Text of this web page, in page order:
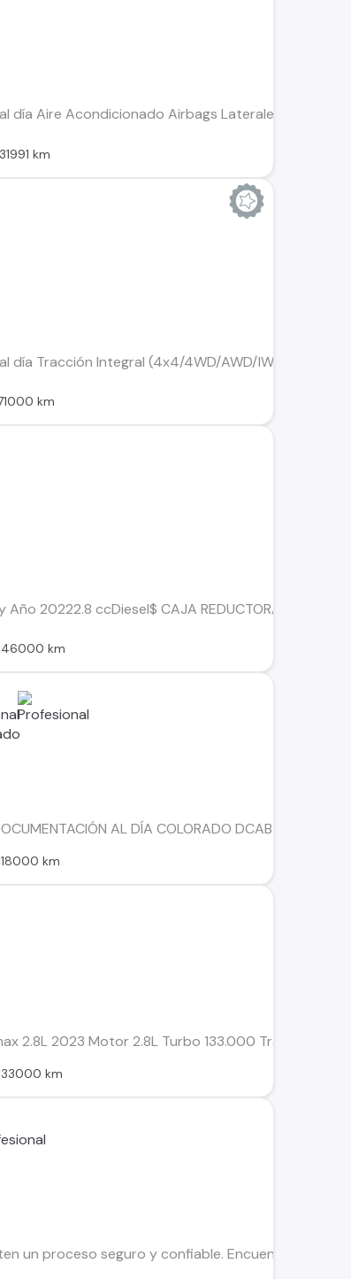
día Aire Acondicionado Airbags Laterales Control
31991 km
día Tracción Integral (4x4/4WD/AWD/IWD)
km
20222.8 ccDiesel$ CAJA REDUCTORA 2H 4H
km
AL DÍA COLORADO DCAB 4X4
km
2.8L 2023 Motor 2.8L Turbo 133.000
km
un proceso seguro y confiable. Encuentra el ideal